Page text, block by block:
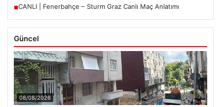
■CANLI | Fenerbahçe – Sturm Graz Canlı Maç Anlatımı
Güncel
08/08/2026